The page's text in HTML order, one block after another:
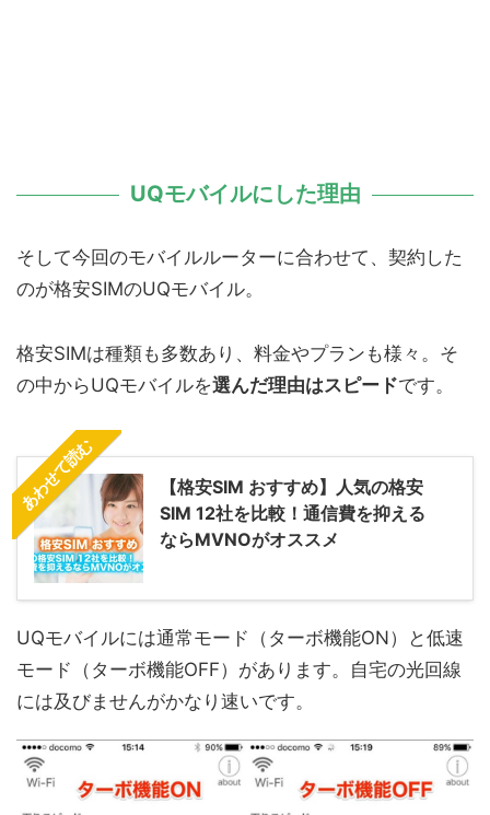
UQモバイルにした理由
そして今回のモバイルルーターに合わせて、契約した
のが格安SIMのUQモバイル。
格安SIMは種類も多数あり、料金やプランも様々。そ
の中からUQモバイルを選んだ理由はスピードです。
あわせて読む
【格安SIM おすすめ】人気の格安
SIM 12社を比較！通信費を抑える
ならMVNOがオススメ
UQモバイルには通常モード（ターボ機能ON）と低速
モード（ターボ機能OFF）があります。自宅の光回線
には及びませんがかなり速いです。